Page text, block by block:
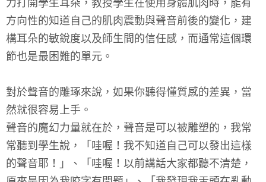
方向性的知道自己的肌肉震動與聲音前後的變化，建
構耳朵的敏銳度以及師生間的信任感，而通常這個環
節也是最困難的單元。
對於聲音的雕琢來說，如果你聽得懂質感的差異，當
然就很容易上手。
聲音的魔幻力量就在於，聲音是可以被雕塑的，我常
常聽到學生說，「哇喔！我不知道自己可以發出這樣
的聲音耶！」、「哇喔！以前講話大家都聽不清楚，